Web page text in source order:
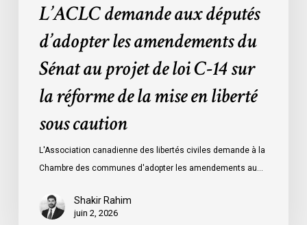
réforme
liberté
caution
L’ACLC demande aux députés
d’adopter les amendements du
Sénat au projet de loi C-14 sur
la réforme de la mise en liberté
sous caution
L'Association canadienne des libertés civiles demande à la
Chambre des communes d'adopter les amendements au…
Shakir Rahim
juin 2, 2026